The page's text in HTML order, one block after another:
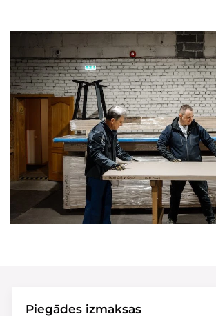
Piegādes izmaksas